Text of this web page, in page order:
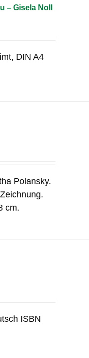
– Gisela Noll
DIN A4
Polansky.
cm.
ISBN